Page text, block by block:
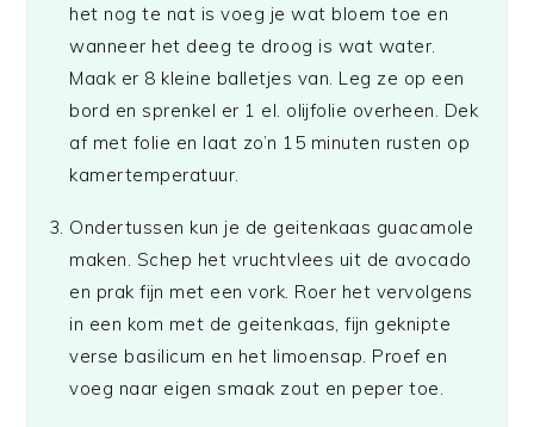
het nog te nat is voeg je wat bloem toe en
wanneer het deeg te droog is wat water.
Maak er 8 kleine balletjes van. Leg ze op een
bord en sprenkel er 1 el. olijfolie overheen. Dek
af met folie en laat zo’n 15 minuten rusten op
kamertemperatuur.
Ondertussen kun je de geitenkaas guacamole
maken. Schep het vruchtvlees uit de avocado
en prak fijn met een vork. Roer het vervolgens
in een kom met de geitenkaas, fijn geknipte
verse basilicum en het limoensap. Proef en
voeg naar eigen smaak zout en peper toe.